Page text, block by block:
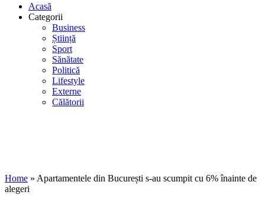
Acasă
Categorii
Business
Știință
Sport
Sănătate
Politică
Lifestyle
Externe
Călătorii
Home » Apartamentele din București s-au scumpit cu 6% înainte de
alegeri